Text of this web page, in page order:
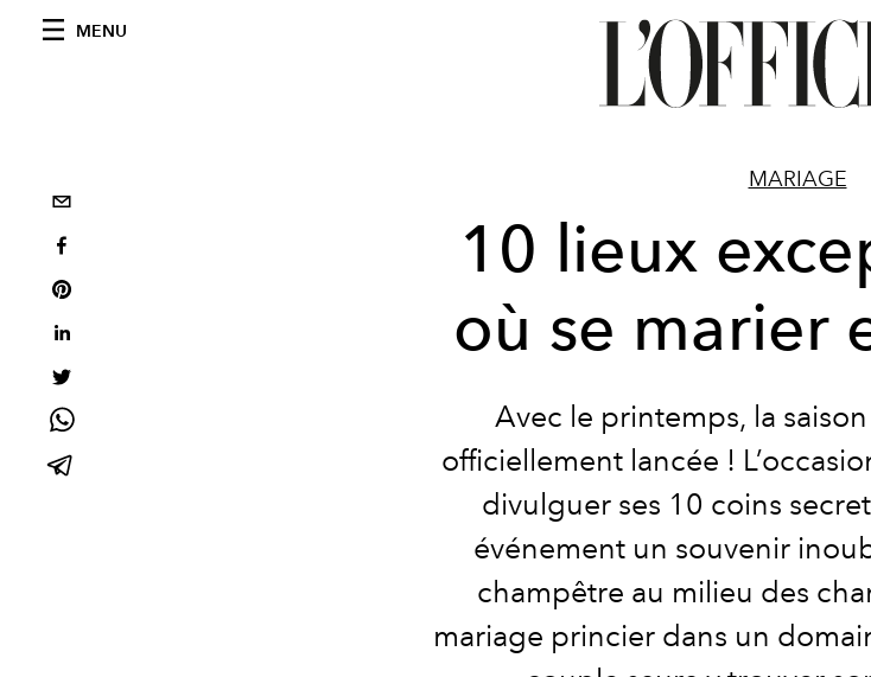
MENU
MARIAGE
10 lieux
où se marier
Avec le printemps, la
officiellement lancée !
divulguer ses 10 coins
événement un souvenir
champêtre au milieu des
mariage princier dans un